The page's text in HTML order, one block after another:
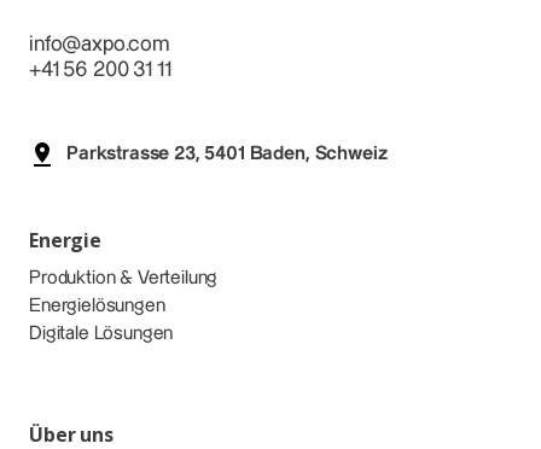
info@axpo.com
+41 56 200 31 11
Parkstrasse 23, 5401 Baden, Schweiz
Energie
Produktion & Verteilung
Energielösungen
Digitale Lösungen
Über uns